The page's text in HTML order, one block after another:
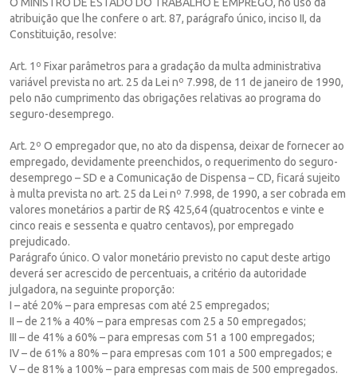
atribuição que lhe confere o art. 87, parágrafo único, inciso II, da
Constituição, resolve:
Art. 1º Fixar parâmetros para a gradação da multa administrativa
variável prevista no art. 25 da Lei nº 7.998, de 11 de janeiro de 1990,
pelo não cumprimento das obrigações relativas ao programa do
seguro-desemprego.
Art. 2º O empregador que, no ato da dispensa, deixar de fornecer ao
empregado, devidamente preenchidos, o requerimento do seguro-
desemprego – SD e a Comunicação de Dispensa – CD, ficará sujeito
à multa prevista no art. 25 da Lei nº 7.998, de 1990, a ser cobrada em
valores monetários a partir de R$ 425,64 (quatrocentos e vinte e
cinco reais e sessenta e quatro centavos), por empregado
prejudicado.
Parágrafo único. O valor monetário previsto no caput deste artigo
deverá ser acrescido de percentuais, a critério da autoridade
julgadora, na seguinte proporção:
I – até 20% – para empresas com até 25 empregados;
II – de 21% a 40% – para empresas com 25 a 50 empregados;
III – de 41% a 60% – para empresas com 51 a 100 empregados;
IV – de 61% a 80% – para empresas com 101 a 500 empregados; e
V – de 81% a 100% – para empresas com mais de 500 empregados.